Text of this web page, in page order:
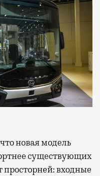
существующих
просторней: входные